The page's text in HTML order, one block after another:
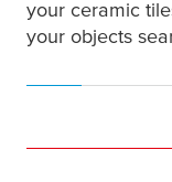
your ceramic
your objects